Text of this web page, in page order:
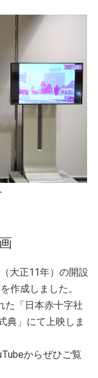
大正11年）の開設
作成しました。
た「日本赤十字社
典」にて上映しま
からぜひご覧